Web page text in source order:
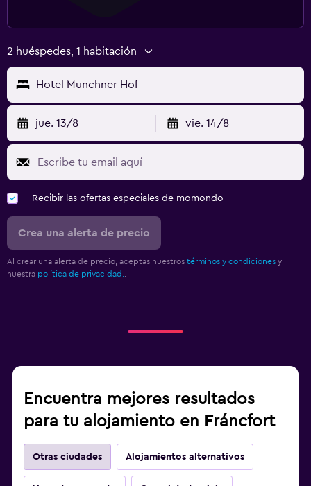
2 huéspedes, 1 habitación
Hotel Munchner Hof
jue. 13/8 vie. 14/8
Recibir las ofertas especiales de momondo
Crea una alerta de precio
Al crear una alerta de precio, aceptas nuestros términos y condiciones y
nuestra política de privacidad.
Encuentra mejores resultados
para tu alojamiento en Fráncfort
Otras ciudades Alojamientos alternativos